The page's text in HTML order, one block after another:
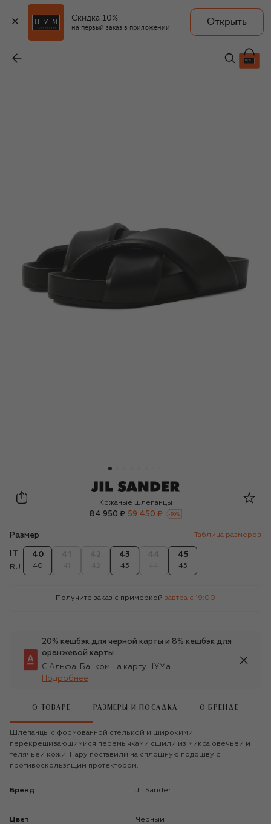
Скидка 10%
на первый заказ в приложении
Открыть
59 450 ₽
Jil Sander
Кожаные шлепанцы
84 950 ₽ 59 450 ₽ -30%
Размер Таблица размеров
RU
40
40
43
43
45
45
Получите заказ с примеркой завтра c 19:00
20% кешбэк для чёрной карты и 8% кешбэк для
оранжевой карты
С Альфа-Банком на карту ЦУМа
Подробнее
О ТОВАРЕ РАЗМЕРЫ И ПОСАДКА О БРЕНДЕ
Шлепанцы с формованной стелькой и широкими
перекрещивающимися перемычками сшили из микса овечьей и
телячьей кожи. Пару поставили на сплошную подошву с
противоскользящим протектором.
Бренд Jil Sander
Цвет Черный